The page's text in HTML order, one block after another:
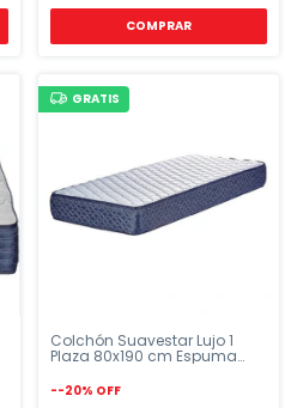
GRATIS
Colchón Suavestar Lujo 1
Plaza 80x190 cm Espuma
--20% OFF